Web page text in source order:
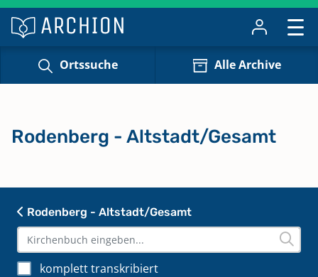
Ortssuche Alle Archive
Rodenberg - Altstadt/Gesamt
komplett transkribiert
Rodenberg - Altstadt/Gesamt